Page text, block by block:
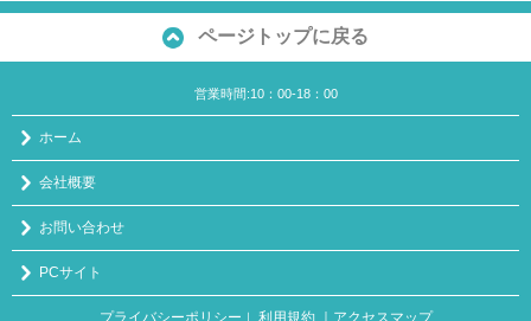
ページトップに戻る
営業時間:10：00-18：00
ホーム
会社概要
お問い合わせ
PCサイト
プライバシーポリシー ｜ 利用規約 ｜アクセスマップ